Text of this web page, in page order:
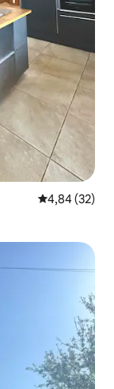
Vidējais
4,84 (32)